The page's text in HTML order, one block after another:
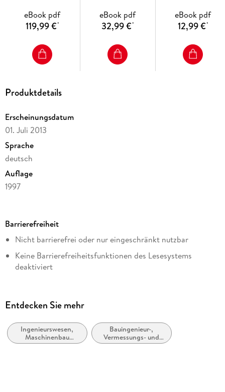
Register.eBook pdf
119,99 €*
eBook pdf
32,99 €*
eBook pdf
12,99 €*
Produktdetails
Erscheinungsdatum
01. Juli 2013
Sprache
deutsch
Auflage
1997
Dateigröße
13,79 MB
Reihe
Computer Science and Engineering (German Language)
Eugen Schäfer
Vieweg+Teubner Verlag
Originalsprache
Barrierefreiheit
Nicht barrierefrei oder nur eingeschränkt nutzbar
Keine Barrierefreiheitsfunktionen des Lesesystems
deaktiviert
Entdecken Sie mehr
Ingenieurswesen,
Maschinenbau
allgemein
Bauingenieur-,
Vermessungs- und
Bauwesen